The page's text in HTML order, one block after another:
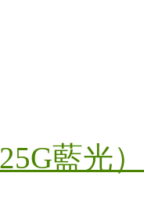
藍光）